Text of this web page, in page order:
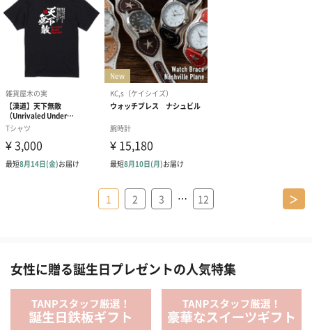
1 2 3 … 12 ＞
女性に贈る誕生日プレゼントの人気特集